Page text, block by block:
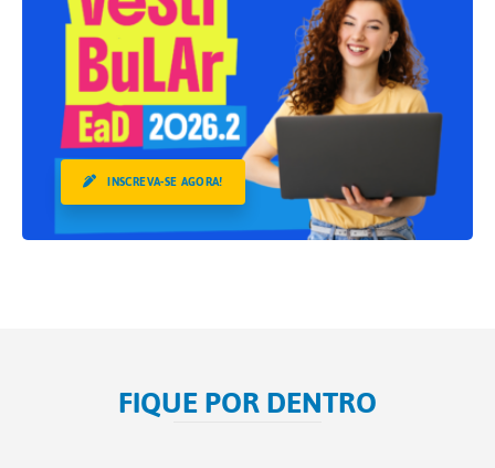
INSCREVA-SE AGORA!
FIQUE POR DENTRO